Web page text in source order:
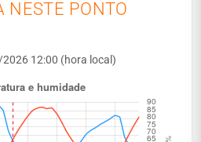
NESTE PONTO
12:00 (hora local)